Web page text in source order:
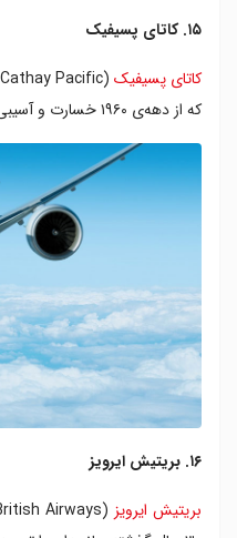
۱۵. کاتای پسیفیک
کاتای پسیفیک
که از دهه‌ی ۱۹۶۰ خسارت و آسیبی به آن وارد نشده است.
۱۶. بریتیش ایرویز
بریتیش ایرویز